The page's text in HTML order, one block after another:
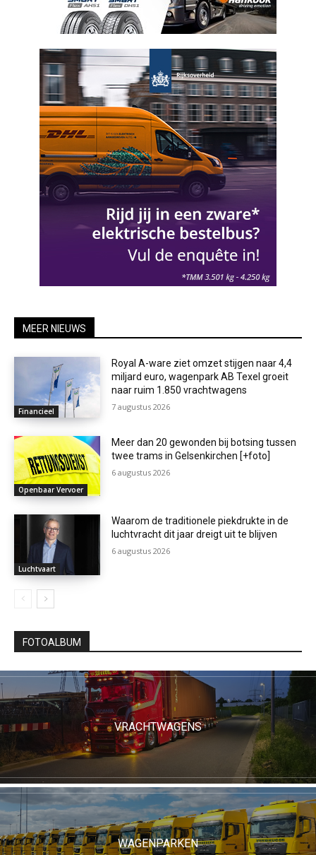
MEER NIEUWS
Financieel
Royal A-ware ziet omzet stijgen naar 4,4
miljard euro, wagenpark AB Texel groeit
naar ruim 1.850 vrachtwagens
7 augustus 2026
Openbaar Vervoer
Meer dan 20 gewonden bij botsing tussen
twee trams in Gelsenkirchen [+foto]
6 augustus 2026
Luchtvaart
Waarom de traditionele piekdrukte in de
luchtvracht dit jaar dreigt uit te blijven
6 augustus 2026
FOTOALBUM
VRACHTWAGENS
WAGENPARKEN